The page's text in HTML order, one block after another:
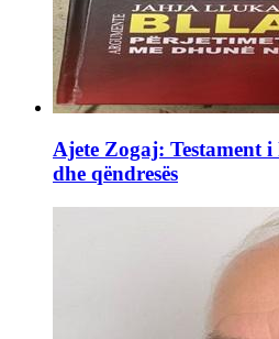
Ajete Zogaj: Testament
dhe qëndresës